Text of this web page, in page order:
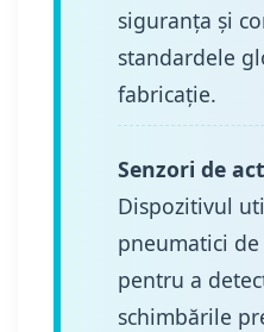
siguranța și
standardele
fabricație.
Senzori de
Dispozitivul
pneumatici
pentru a
schimbările